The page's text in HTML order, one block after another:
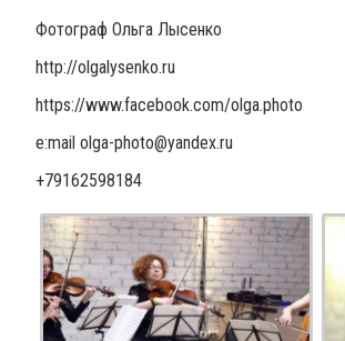
Познавательные
концерты
Фотограф Ольга Лысенко
http://olgalysenko.ru
https://www.facebook.com/olga.photo
e:mail olga-photo@yandex.ru
+79162598184